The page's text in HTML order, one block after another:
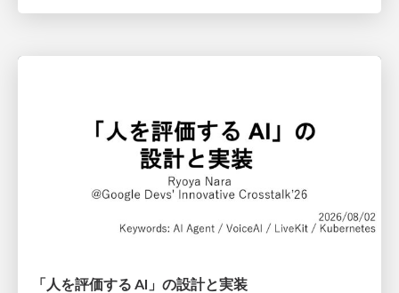
「人を評価する AI」の 設計と実装